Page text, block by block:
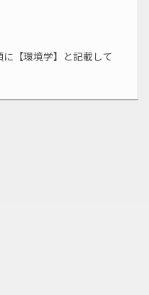
【環境学】と記載して